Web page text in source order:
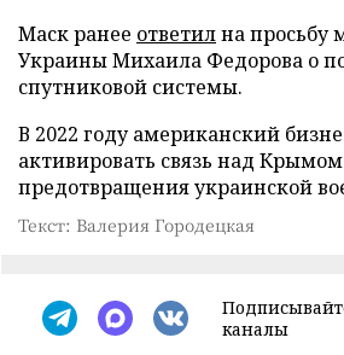
Маск ранее ответилна просьбу
Украины Михаила Федорова о
спутниковой системы.
В 2022 году американский
активировать связь над
предотвращения украинской
Текст: Валерия Городецкая
каналы